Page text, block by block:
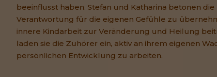
beeinflusst haben. Stefan und Katharina betonen
Verantwortung für die eigenen Gefühle zu
innere Kindarbeit zur Veränderung und Heilung
laden sie die Zuhörer ein, aktiv an ihrem eigenen
persönlichen Entwicklung zu arbeiten.